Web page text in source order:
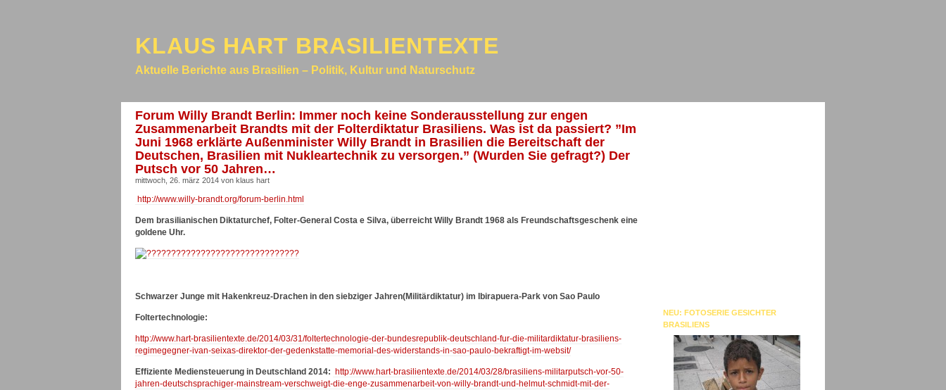
KLAUS HART BRASILIENTEXTE
Aktuelle Berichte aus Brasilien – Politik, Kultur und Naturschutz
Forum Willy Brandt Berlin: Immer noch keine Sonderausstellung zur engen
Zusammenarbeit Brandts mit der Folterdiktatur Brasiliens. Was ist da passiert? ”Im
Juni 1968 erklärte Außenminister Willy Brandt in Brasilien die Bereitschaft der
Deutschen, Brasilien mit Nukleartechnik zu versorgen.” (Wurden Sie gefragt?) Der
Putsch vor 50 Jahren…
mittwoch, 26. märz 2014 von klaus hart
http://www.willy-brandt.org/forum-berlin.html
Dem brasilianischen Diktaturchef, Folter-General Costa e Silva, überreicht Willy Brandt 1968 als Freundschaftsgeschenk eine
goldene Uhr.
Schwarzer Junge mit Hakenkreuz-Drachen in den siebziger Jahren(Militärdiktatur) im Ibirapuera-Park von Sao Paulo
Foltertechnologie:
http://www.hart-brasilientexte.de/2014/03/31/foltertechnologie-der-bundesrepublik-deutschland-fur-die-militardiktatur-brasiliens-
regimegegner-ivan-seixas-direktor-der-gedenkstatte-memorial-des-widerstands-in-sao-paulo-bekraftigt-im-websit/
Effiziente Mediensteuerung in Deutschland 2014: http://www.hart-brasilientexte.de/2014/03/28/brasiliens-militarputsch-vor-50-
jahren-deutschsprachiger-mainstream-verschweigt-die-enge-zusammenarbeit-von-willy-brandt-und-helmut-schmidt-mit-der-
NEU: FOTOSERIE GESICHTER
BRASILIENS